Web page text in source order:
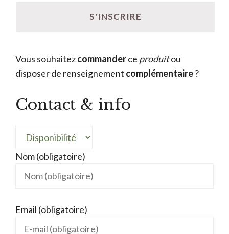
Vous souhaitezcommanderce produitou
disposer de renseignement complémentaire?
Contact & info
Nom (obligatoire)
Email (obligatoire)